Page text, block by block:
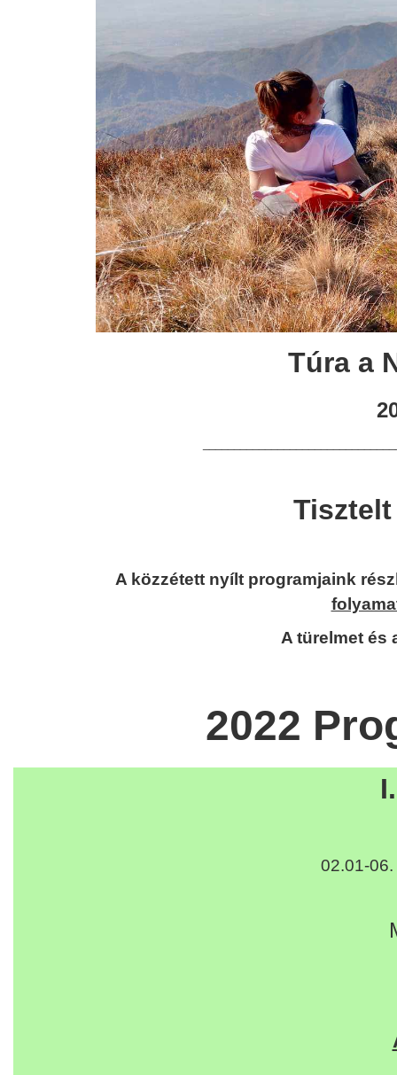
Túra a
A közzétett nyílt programjaink
A türelmet és
2022
02.01-